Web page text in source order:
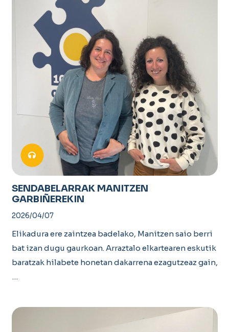
SENDABELARRAK MANITZEN
GARBIÑEREKIN
2026/04/07
Elikadura ere zaintzea badelako, Manitzen saio berri
bat izan dugu gaurkoan. Arraztalo elkartearen eskutik
baratzak hilabete honetan dakarrena ezagutzeaz gain,
…